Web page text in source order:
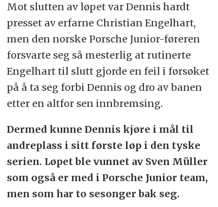
Mot slutten av løpet var Dennis hardt
presset av erfarne Christian Engelhart,
men den norske Porsche Junior-føreren
forsvarte seg så mesterlig at rutinerte
Engelhart til slutt gjorde en feil i førsøket
på å ta seg forbi Dennis og dro av banen
etter en altfor sen innbremsing.
Dermed kunne Dennis kjøre i mål til
andreplass i sitt første løp i den tyske
serien. Løpet ble vunnet av Sven Müller
som også er med i Porsche Junior team,
men som har to sesonger bak seg.